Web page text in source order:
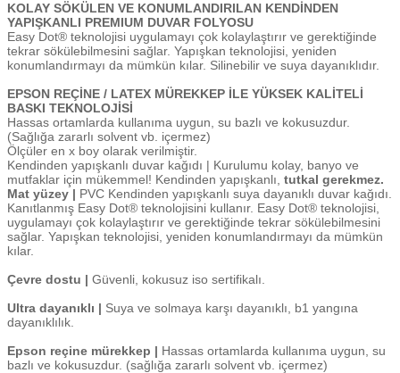
KOLAY SÖKÜLEN VE KONUMLANDIRILAN KENDİNDEN
YAPIŞKANLI PREMIUM DUVAR FOLYOSU
Easy Dot® teknolojisi uygulamayı çok kolaylaştırır ve gerektiğinde
tekrar sökülebilmesini sağlar. Yapışkan teknolojisi, yeniden
konumlandırmayı da mümkün kılar. Silinebilir ve suya dayanıklıdır.
EPSON REÇİNE / LATEX MÜREKKEP İLE YÜKSEK KALİTELİ
BASKI TEKNOLOJİSİ
Hassas ortamlarda kullanıma uygun, su bazlı ve kokusuzdur.
(Sağlığa zararlı solvent vb. içermez)
Ölçüler en x boy olarak verilmiştir.
Kendinden yapışkanlı duvar kağıdı | Kurulumu kolay, banyo ve
mutfaklar için mükemmel! Kendinden yapışkanlı, tutkal gerekmez.
Mat yüzey | PVC Kendinden yapışkanlı suya dayanıklı duvar kağıdı.
Kanıtlanmış Easy Dot® teknolojisini kullanır. Easy Dot® teknolojisi,
uygulamayı çok kolaylaştırır ve gerektiğinde tekrar sökülebilmesini
sağlar. Yapışkan teknolojisi, yeniden konumlandırmayı da mümkün
kılar.
Çevre dostu | Güvenli, kokusuz iso sertifikalı.
Ultra dayanıklı | Suya ve solmaya karşı dayanıklı, b1 yangına
dayanıklılık.
Epson reçine mürekkep | Hassas ortamlarda kullanıma uygun, su
bazlı ve kokusuzdur. (sağlığa zararlı solvent vb. içermez)